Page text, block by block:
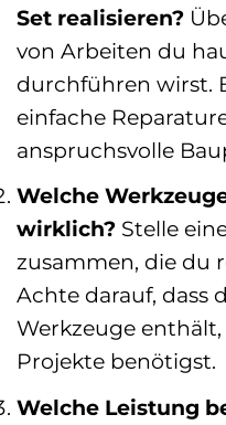
Set realisieren?
von Arbeiten du
durchführen wirst.
einfache
anspruchsvolle
Welche
wirklich? Stelle
zusammen, die du
Achte darauf, dass
Werkzeuge
Projekte benötigst.
Welche Leistung